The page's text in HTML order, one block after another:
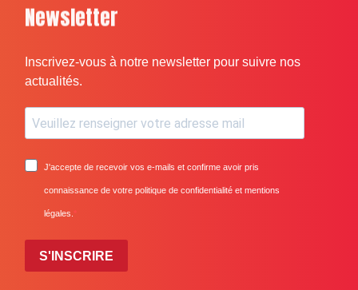
Newsletter
Inscrivez-vous à notre newsletter pour suivre nos
actualités.
J'accepte de recevoir vos e-mails et confirme avoir pris
connaissance de votre politique de confidentialité et mentions
légales.
S'INSCRIRE